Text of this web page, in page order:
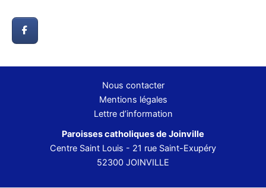
Nous contacter
Mentions légales
Lettre d’information
Paroisses catholiques de Joinville
Centre Saint Louis - 21 rue Saint-Exupéry
52300 JOINVILLE